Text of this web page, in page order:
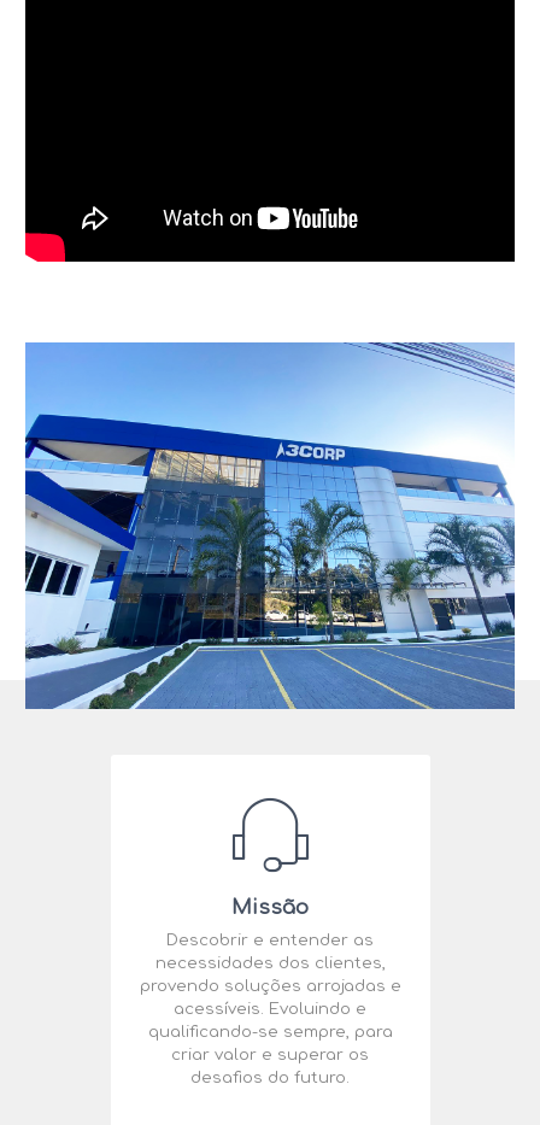
Missão
Descobrir e entender as
necessidades dos clientes,
provendo soluções arrojadas e
acessíveis. Evoluindo e
qualificando-se sempre, para
criar valor e superar os
desafios do futuro.